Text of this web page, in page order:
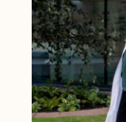
Rikshospitalet.